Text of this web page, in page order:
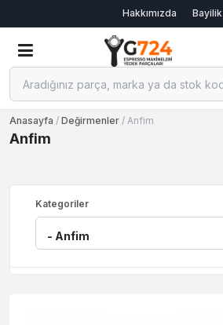
Hakkımızda Bayilik
Anasayfa / Değirmenler / Anfim
Anfim
Kategoriler